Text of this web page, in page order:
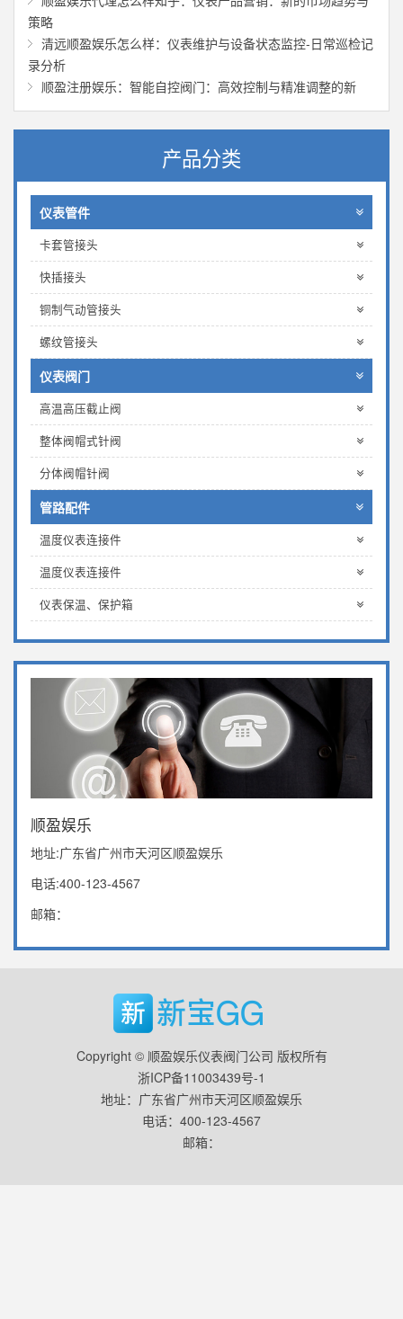
策略
清远顺盈娱乐怎么样：仪表维护与设备状态监控-日常巡检记
录分析
顺盈注册娱乐：智能自控阀门：高效控制与精准调整的新
产品分类
仪表管件
卡套管接头
快插接头
铜制气动管接头
螺纹管接头
仪表阀门
高温高压截止阀
整体阀帽式针阀
分体阀帽针阀
管路配件
温度仪表连接件
温度仪表连接件
仪表保温、保护箱
顺盈娱乐
地址:广东省广州市天河区顺盈娱乐
电话:400-123-4567
邮箱：
Copyright © 顺盈娱乐仪表阀门公司 版权所有
浙ICP备11003439号-1
地址：广东省广州市天河区顺盈娱乐
电话：400-123-4567
邮箱：